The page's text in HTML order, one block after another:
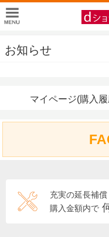
お知らせ
マイページ(購入
充実の延長補償
購入金額内で